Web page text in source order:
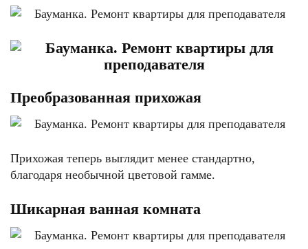
Преобразованная прихожая
Прихожая теперь выглядит менее стандартно,
благодаря необычной цветовой гамме.
Шикарная ванная комната